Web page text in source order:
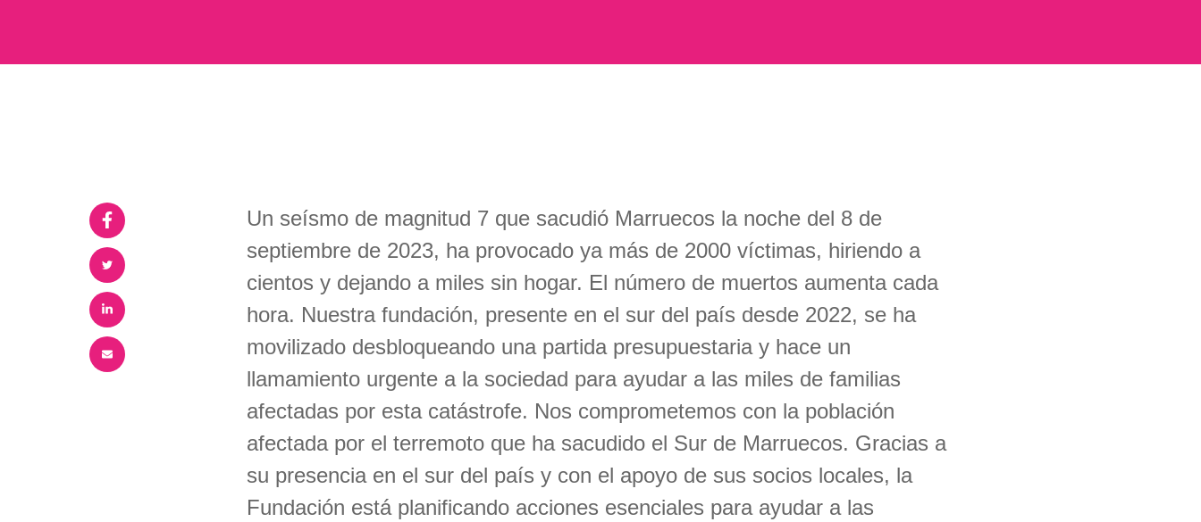
Un seísmo de magnitud 7 que sacudió Marruecos la noche del 8 de
septiembre de 2023, ha provocado ya más de 2000 víctimas, hiriendo a
cientos y dejando a miles sin hogar. El número de muertos aumenta cada
hora. Nuestra fundación, presente en el sur del país desde 2022, se ha
movilizado desbloqueando una partida presupuestaria y hace un
llamamiento urgente a la sociedad para ayudar a las miles de familias
afectadas por esta catástrofe. Nos comprometemos con la población
afectada por el terremoto que ha sacudido el Sur de Marruecos. Gracias a
su presencia en el sur del país y con el apoyo de sus socios locales, la
Fundación está planificando acciones esenciales para ayudar a las